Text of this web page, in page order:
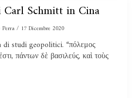
Carl Schmitt in Cina
Perra/ 17 Dicembre 2020
studi geopolitici. “πόλεμος
πάντων δὲ βασιλεύς, καὶ τοὺς